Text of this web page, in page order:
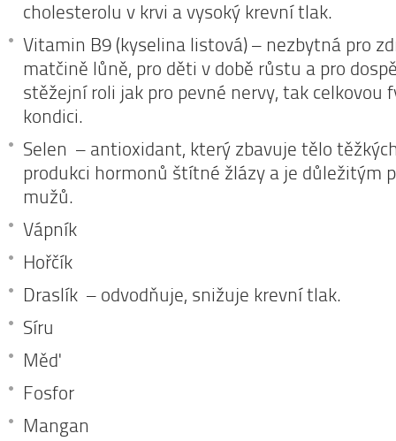
cholesterolu v krvi a vysoký krevní tlak.
Vitamin B9 (kyselina listová) – nezbytná pro
matčině lůně, pro děti v době růstu a pro
stěžejní roli jak pro pevné nervy, tak celkovou
kondici.
Selen – antioxidant, který zbavuje tělo
produkci hormonů štítné žlázy a je důležitým
mužů.
Vápník
Hořčík
Draslík – odvodňuje, snižuje krevní tlak.
Síru
Měď
Fosfor
Mangan